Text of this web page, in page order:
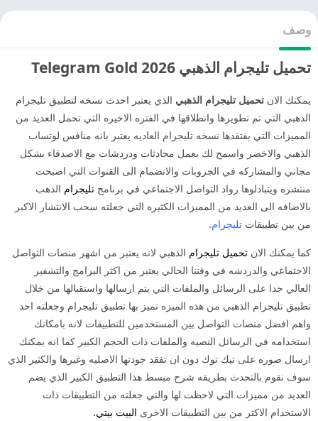
وصف
تحميل تليجرام الذهبي 2026 Telegram Gold
يمكنك الان تحميل تليجرام الذهبي الذي يعتبر احدث نسخه لتطبيق تليجرام
الذهبي التي تم تطويرها وانطلاقها في الفتره الاخيره التي تحمل العديد من
المميزات التي يفتقدها نسخه تليجرام العاديه يعتبر بانه منافس لوتساب
الذهبي والاخضر واسمح لك بعمل محادثات ودردشات مع الاصدقاء بشكل
مجاني والمشاركه في الجروبات والانضمام الى القنوات التي اصبحت
منتشره ويتبادلوها رواد التواصل الاجتماعي في برنامج تليجرام الذهب
بالاضافه الى العديد من المميزات الكثيره التي جعلته سحب الانتشار الاكبر
من بين تطبيقات تليجرام.
كما يمكنك الان تحميل تليجرام الذهبي لانه يعتبر من اشهر منصات التواصل
الاجتماعي والدردشه في وقتنا الحالي يعتبر من اكثر البرامج والتشفير
العالي جدا على الرسائل والملفات التي يتم ارسالها واستقبالها من خلال
تطبيق تليجرام الذهبي من هذه الميزه تميز بها تطبيق تليجرام وجعلته احد
واهم افضل منصات التواصل بين المستخدمين للتطبيقات لانه بامكانك
استخدامه في الرسائل النصيه والملفات ذات الحجم الكبير كما انه يمكنك
ارسال صوره على تيك توك دون ان تفقد جودتها الاصليه وغيرها والكثير الذي
سوف نقوم بالتحدث بطريقه شرح مبسط هذا التطبيق الكبير الذي يضم
العديد من مميزات التي لاحظت لها والتي جعلته من التطبيقات ذات
الاستخدام الاكثر من بين التطبيقات الاخرى البيت بيتي.